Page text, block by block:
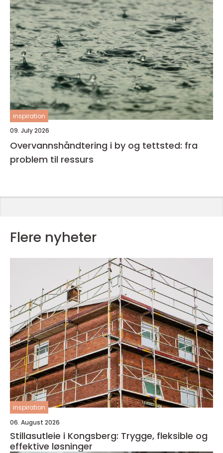
inspiration
09. July 2026
Overvannshåndtering i by og tettsted: fra
problem til ressurs
Flere nyheter
inspiration
06. August 2026
Stillasutleie i Kongsberg: Trygge, fleksible og
effektive løsninger